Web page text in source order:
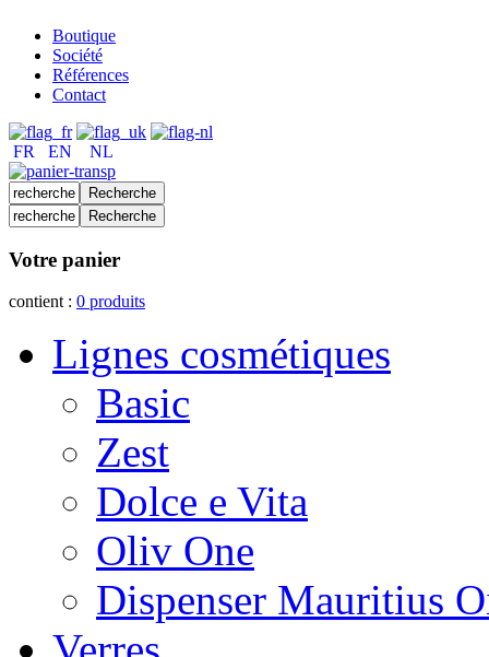
Boutique
Société
Références
Contact
FR EN NL
Votre panier
contient : 0 produits
Lignes cosmétiques
Basic
Zest
Dolce e Vita
Oliv One
Dispenser Mauritius